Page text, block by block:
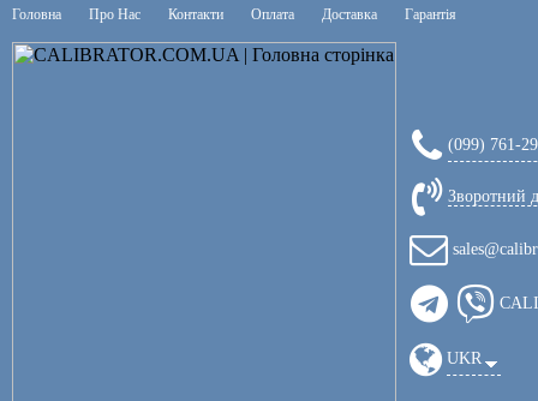
Головна Про Нас Контакти Оплата Доставка Гарантія
(099) 761-
Зворотний
UKR